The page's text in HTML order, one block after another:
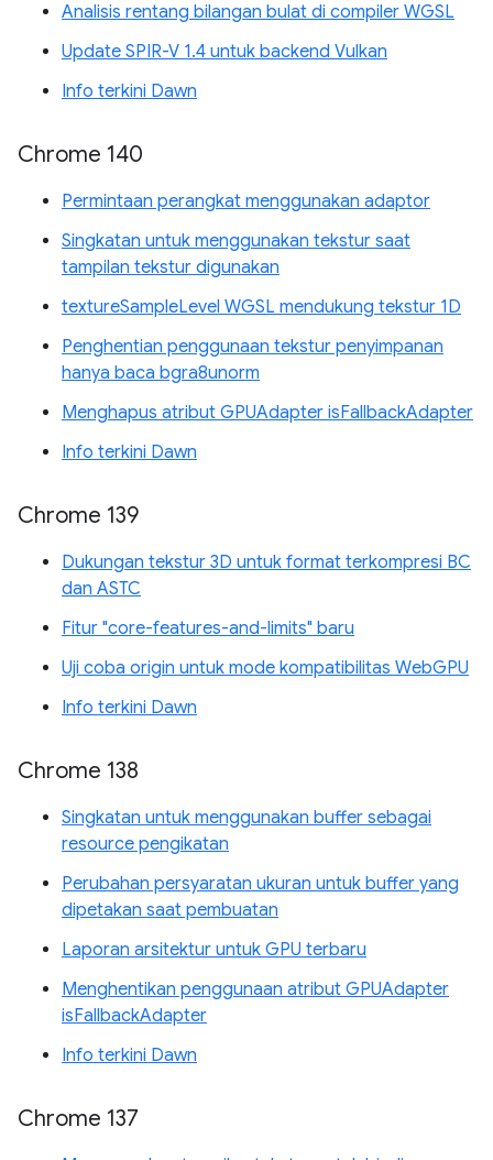
Analisis rentang bilangan bulat di compiler WGSL
Update SPIR-V 1.4 untuk backend Vulkan
Info terkini Dawn
Chrome 140
Permintaan perangkat menggunakan adaptor
Singkatan untuk menggunakan tekstur saat
tampilan tekstur digunakan
textureSampleLevel WGSL mendukung tekstur 1D
Penghentian penggunaan tekstur penyimpanan
hanya baca bgra8unorm
Menghapus atribut GPUAdapter isFallbackAdapter
Info terkini Dawn
Chrome 139
Dukungan tekstur 3D untuk format terkompresi BC
dan ASTC
Fitur "core-features-and-limits" baru
Uji coba origin untuk mode kompatibilitas WebGPU
Info terkini Dawn
Chrome 138
Singkatan untuk menggunakan buffer sebagai
resource pengikatan
Perubahan persyaratan ukuran untuk buffer yang
dipetakan saat pembuatan
Laporan arsitektur untuk GPU terbaru
Menghentikan penggunaan atribut GPUAdapter
isFallbackAdapter
Info terkini Dawn
Chrome 137